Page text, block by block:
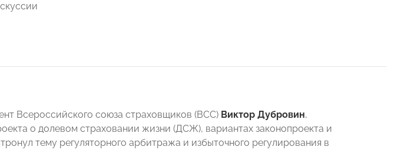
Всероссийского союза страховщиков (ВСС) Виктор Дубровин,
о долевом страховании жизни (ДСЖ), вариантах законопроекта и
тему регуляторного арбитража и избыточного регулирования в